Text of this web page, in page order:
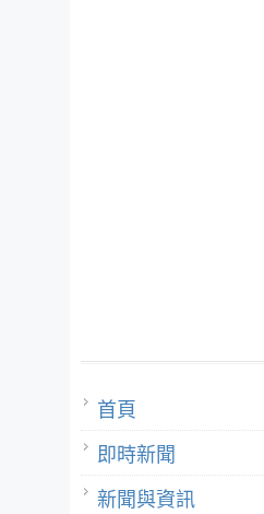
首頁
即時新聞
新聞與資訊